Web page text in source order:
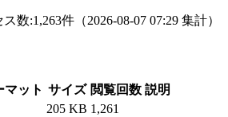
ス数:1,263件 （2026-08-07 07:29 集計）
マット サイズ 閲覧回数 説明
205 KB 1,261